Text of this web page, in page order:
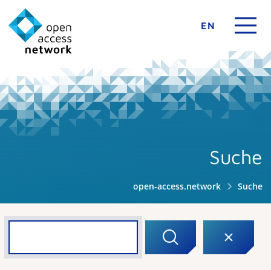
EN
Suche
open-access.network Suche